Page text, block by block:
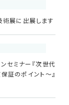
術展に出展します
セミナー『次世代
証のポイント～』